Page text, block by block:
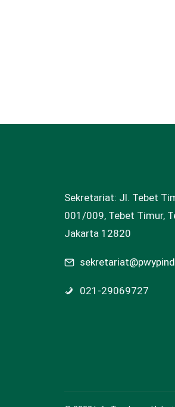
Sekretariat: Jl. Tebet
001/009, Tebet Timur,
Jakarta 12820
021-29069727